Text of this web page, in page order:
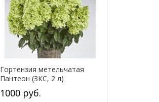
Гортензия метельчатая
Пантеон (ЗКС, 2 л)
1000 руб.